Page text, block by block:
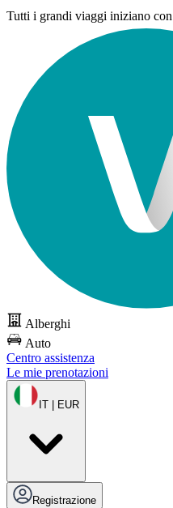
Tutti i grandi viaggi iniziano
Alberghi
Auto
Centro assistenza
Le mie prenotazioni
IT | EUR
Registrazione